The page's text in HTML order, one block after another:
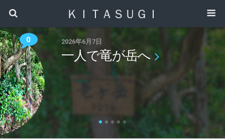
ＫＩＴＡＳＵＧＩ
0 2026年6月7日
一人で竜が岳へ